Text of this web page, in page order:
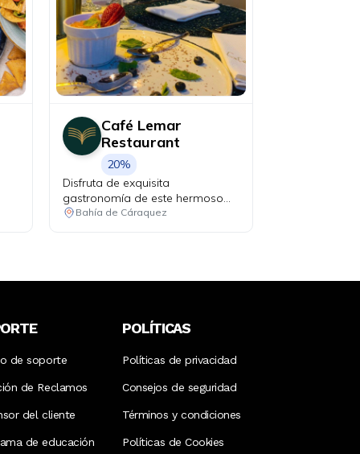
Café Lemar
Restaurant
20%
Disfruta de exquisita
gastronomía de este hermoso
rincón costero del Ecuador.
Bahía de Cáraquez
de soporte
de Reclamos
del cliente
de educación
POLÍTICAS
Políticas de privacidad
Consejos de seguridad
Términos y condiciones
Políticas de Cookies